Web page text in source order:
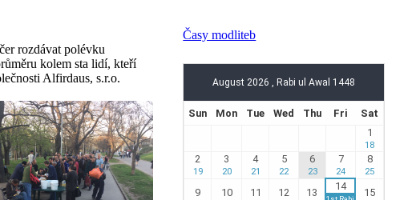
rozdávat polévku
kolem sta lidí, kteří
Alfirdaus, s.r.o.
Časy modliteb